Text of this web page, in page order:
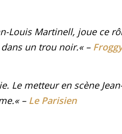
Louis Martinell, joue ce
dans un trou noir.« –
Le metteur en scène
.« – Le Parisien